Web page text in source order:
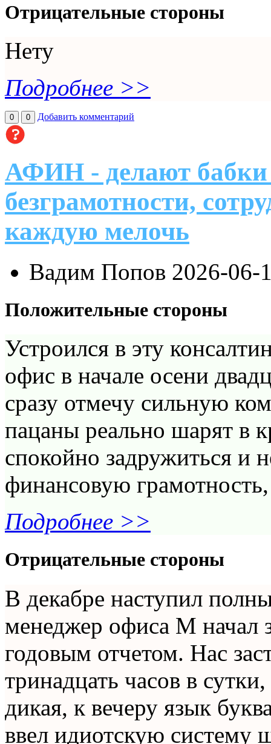
Отрицательные стороны
Нету
Подробнее >>
0 0 Добавить комментарий
АФИН - делают бабки
безграмотности,
каждую мелочь
Вадим Попов 2026-06-
Положительные стороны
Устроился в эту
офис в начале осени
сразу отмечу сильную
пацаны реально шарят в
спокойно задружиться и
финансовую
Подробнее >>
Отрицательные стороны
В декабре наступил
менеджер офиса М начал
годовым отчетом. Нас
тринадцать часов в
дикая, к вечеру язык
ввел идиотскую систему